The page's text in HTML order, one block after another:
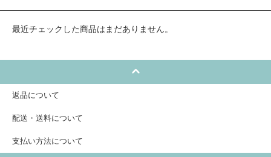
最近チェックした商品はまだありません。
返品について
配送・送料について
支払い方法について